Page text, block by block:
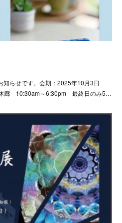
らせです。会期：2025年10月3日
廊 10:30am～6:30pm 最終日のみ5…